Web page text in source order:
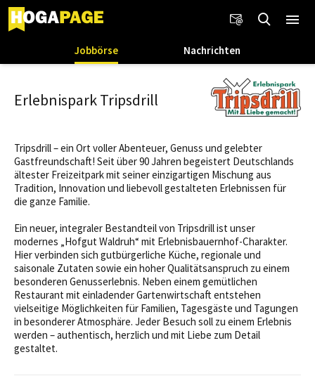
Jobbörse Nachrichten
Erlebnispark Tripsdrill
Tripsdrill – ein Ort voller Abenteuer, Genuss und gelebter
Gastfreundschaft! Seit über 90 Jahren begeistert Deutschlands
ältester Freizeitpark mit seiner einzigartigen Mischung aus
Tradition, Innovation und liebevoll gestalteten Erlebnissen für
die ganze Familie.
Ein neuer, integraler Bestandteil von Tripsdrill ist unser
modernes „Hofgut Waldruh“ mit Erlebnisbauernhof-Charakter.
Hier verbinden sich gutbürgerliche Küche, regionale und
saisonale Zutaten sowie ein hoher Qualitätsanspruch zu einem
besonderen Genusserlebnis. Neben einem gemütlichen
Restaurant mit einladender Gartenwirtschaft entstehen
vielseitige Möglichkeiten für Familien, Tagesgäste und Tagungen
in besonderer Atmosphäre. Jeder Besuch soll zu einem Erlebnis
werden – authentisch, herzlich und mit Liebe zum Detail
gestaltet.